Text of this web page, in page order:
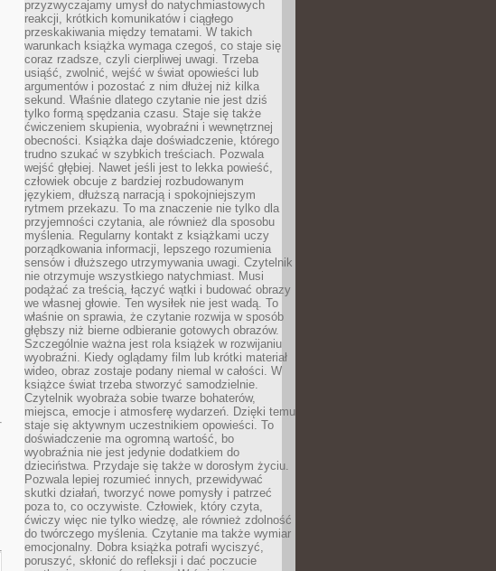
przyzwyczajamy umysł do natychmiastowych
reakcji, krótkich komunikatów i ciągłego
przeskakiwania między tematami. W takich
warunkach książka wymaga czegoś, co staje się
coraz rzadsze, czyli cierpliwej uwagi. Trzeba
usiąść, zwolnić, wejść w świat opowieści lub
argumentów i pozostać z nim dłużej niż kilka
sekund. Właśnie dlatego czytanie nie jest dziś
tylko formą spędzania czasu. Staje się także
ćwiczeniem skupienia, wyobraźni i wewnętrznej
obecności. Książka daje doświadczenie, którego
trudno szukać w szybkich treściach. Pozwala
wejść głębiej. Nawet jeśli jest to lekka powieść,
człowiek obcuje z bardziej rozbudowanym
językiem, dłuższą narracją i spokojniejszym
rytmem przekazu. To ma znaczenie nie tylko dla
przyjemności czytania, ale również dla sposobu
myślenia. Regularny kontakt z książkami uczy
porządkowania informacji, lepszego rozumienia
sensów i dłuższego utrzymywania uwagi. Czytelnik
nie otrzymuje wszystkiego natychmiast. Musi
podążać za treścią, łączyć wątki i budować obrazy
we własnej głowie. Ten wysiłek nie jest wadą. To
właśnie on sprawia, że czytanie rozwija w sposób
głębszy niż bierne odbieranie gotowych obrazów.
Szczególnie ważna jest rola książek w rozwijaniu
wyobraźni. Kiedy oglądamy film lub krótki materiał
wideo, obraz zostaje podany niemal w całości. W
książce świat trzeba stworzyć samodzielnie.
Czytelnik wyobraża sobie twarze bohaterów,
miejsca, emocje i atmosferę wydarzeń. Dzięki temu
staje się aktywnym uczestnikiem opowieści. To
doświadczenie ma ogromną wartość, bo
wyobraźnia nie jest jedynie dodatkiem do
dzieciństwa. Przydaje się także w dorosłym życiu.
Pozwala lepiej rozumieć innych, przewidywać
skutki działań, tworzyć nowe pomysły i patrzeć
poza to, co oczywiste. Człowiek, który czyta,
ćwiczy więc nie tylko wiedzę, ale również zdolność
do twórczego myślenia. Czytanie ma także wymiar
emocjonalny. Dobra książka potrafi wyciszyć,
poruszyć, skłonić do refleksji i dać poczucie